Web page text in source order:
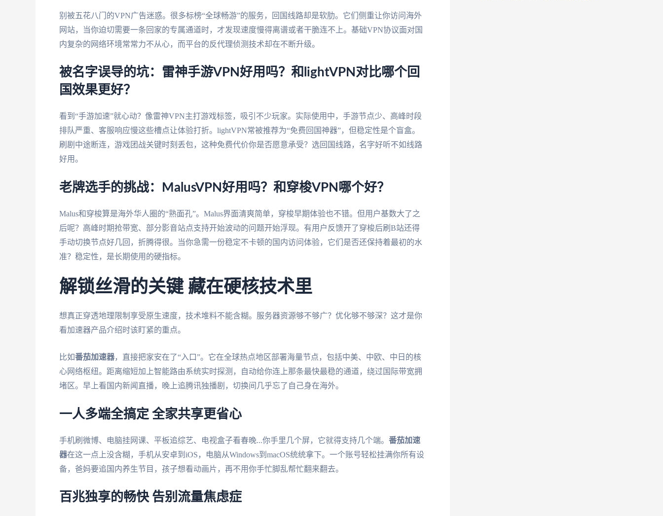
别被五花八门的VPN广告迷惑。很多标榜“全球畅游”的服务，回国线路却是软肋。它们侧重让你访问海外
网站，当你迫切需要一条回家的专属通道时，才发现速度慢得离谱或者干脆连不上。基础VPN协议面对国
内复杂的网络环境常常力不从心，而平台的反代理侦测技术却在不断升级。
被名字误导的坑：雷神手游VPN好用吗？和lightVPN对比哪个回
国效果更好？
看到“手游加速”就心动？像雷神VPN主打游戏标签，吸引不少玩家。实际使用中，手游节点少、高峰时段
排队严重、客服响应慢这些槽点让体验打折。lightVPN常被推荐为“免费回国神器”，但稳定性是个盲盒。
刷剧中途断连，游戏团战关键时刻丢包，这种免费代价你是否愿意承受？选回国线路，名字好听不如线路
好用。
老牌选手的挑战：MalusVPN好用吗？和穿梭VPN哪个好？
Malus和穿梭算是海外华人圈的“熟面孔”。Malus界面清爽简单，穿梭早期体验也不错。但用户基数大了之
后呢？高峰时期抢带宽、部分影音站点支持开始波动的问题开始浮现。有用户反馈开了穿梭后刷B站还得
手动切换节点好几回，折腾得很。当你急需一份稳定不卡顿的国内访问体验，它们是否还保持着最初的水
准？稳定性，是长期使用的硬指标。
解锁丝滑的关键 藏在硬核技术里
想真正穿透地理限制享受原生速度，技术堆料不能含糊。服务器资源够不够广？优化够不够深？这才是你
看加速器产品介绍时该盯紧的重点。
比如番茄加速器，直接把家安在了“入口”。它在全球热点地区部署海量节点，包括中美、中欧、中日的核
心网络枢纽。距离缩短加上智能路由系统实时探测，自动给你连上那条最快最稳的通道，绕过国际带宽拥
堵区。早上看国内新闻直播，晚上追腾讯独播剧，切换间几乎忘了自己身在海外。
一人多端全搞定 全家共享更省心
手机刷微博、电脑挂网课、平板追综艺、电视盒子看春晚...你手里几个屏，它就得支持几个端。 番茄加速
器在这一点上没含糊，手机从安卓到iOS，电脑从Windows到macOS统统拿下。一个账号轻松挂满你所有设
备，爸妈要追国内养生节目，孩子想看动画片，再不用你手忙脚乱帮忙翻来翻去。
百兆独享的畅快 告别流量焦虑症